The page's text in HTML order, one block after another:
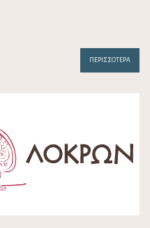
ΠΕΡΙΣΣΌΤΕΡΑ